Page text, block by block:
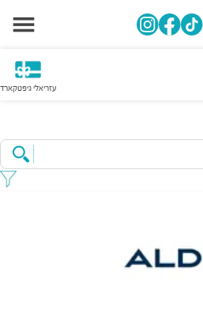
עזריאלי גיפטקארד